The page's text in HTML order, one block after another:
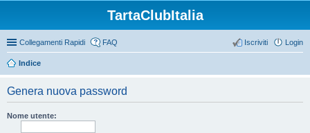
TartaClubItalia
Collegamenti Rapidi FAQ Login
Iscriviti
Indice
Genera nuova password
Nome utente: